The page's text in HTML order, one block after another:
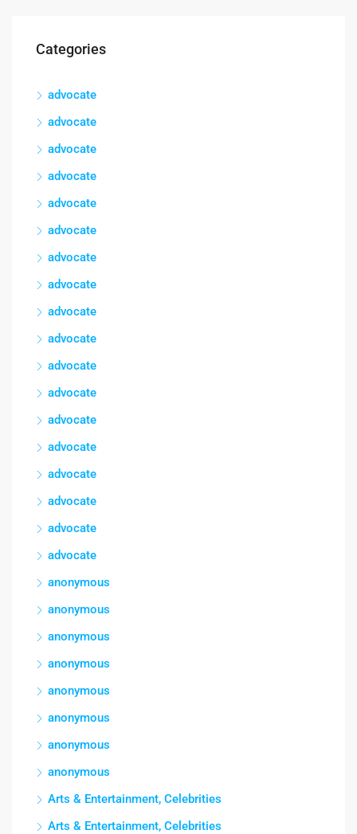
Categories
advocate
advocate
advocate
advocate
advocate
advocate
advocate
advocate
advocate
advocate
advocate
advocate
advocate
advocate
advocate
advocate
advocate
advocate
anonymous
anonymous
anonymous
anonymous
anonymous
anonymous
anonymous
anonymous
Arts & Entertainment, Celebrities
Arts & Entertainment, Celebrities